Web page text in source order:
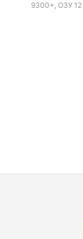
9300+, ОЗУ